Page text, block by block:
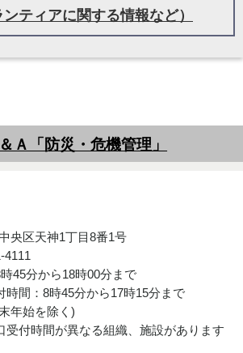
ティアに関する情報など）
Ａ「防災・危機管理」
央区天神1丁目8番1号
4111
45分から18時00分まで
時間：8時45分から17時15分まで
年始を除く)
付時間が異なる組織、施設があります